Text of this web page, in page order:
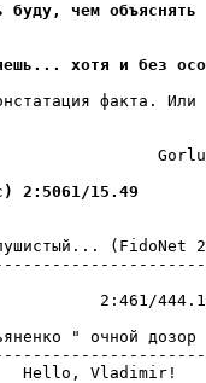
буду, чем
хотя и без
факта. Или
2:5061/15.49
(FidoNet
2:461/444.13
С.Лукьяненко "
Hello, Vladimir!